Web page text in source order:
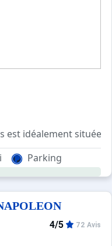
du centre du village
sur place
Parking
4/5 72 Avis